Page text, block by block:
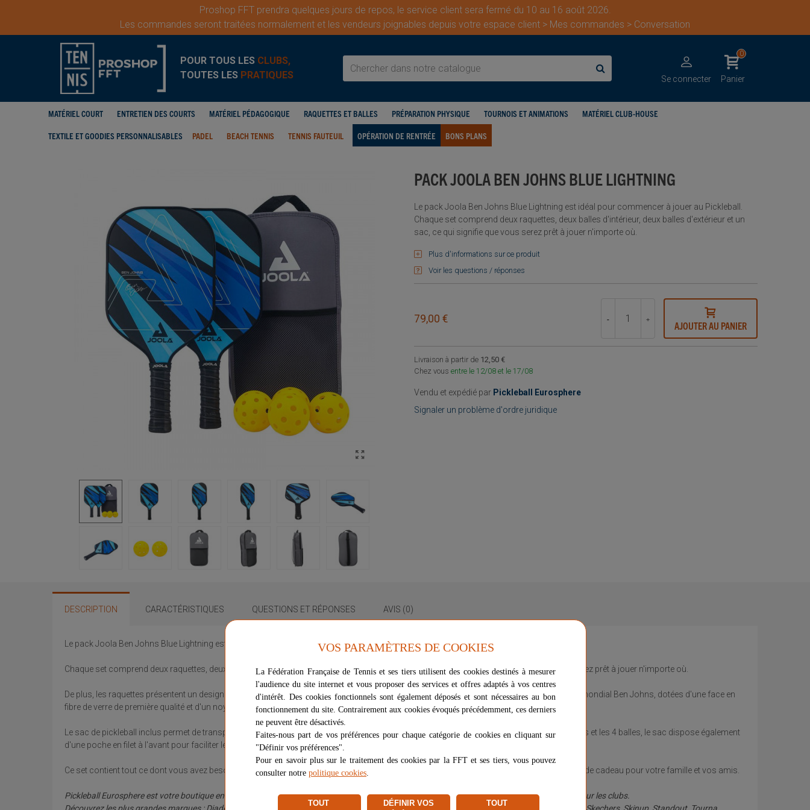
Proshop FFT prendra quelques jours de repos, le service client sera fermé du 10 au 16 août 2026.
Les commandes seront traitées normalement et les vendeurs joignables depuis votre espace client > Mes commandes > Conversation
POUR TOUS LES CLUBS,
TOUTES LES PRATIQUES Se connecter
0
Panier
MATÉRIEL COURT ENTRETIEN DES COURTS MATÉRIEL PÉDAGOGIQUE RAQUETTES ET BALLES PRÉPARATION PHYSIQUE TOURNOIS ET ANIMATIONS MATÉRIEL CLUB-HOUSE
TEXTILE ET GOODIES PERSONNALISABLES PADEL BEACH TENNIS TENNIS FAUTEUIL OPÉRATION DE RENTRÉE BONS PLANS
PACK JOOLA BEN JOHNS BLUE LIGHTNING
Le pack Joola Ben Johns Blue Lightning est idéal pour commencer à jouer au Pickleball.
Chaque set comprend deux raquettes, deux balles d'intérieur, deux balles d'extérieur et un
sac, ce qui signifie que vous serez prêt à jouer n'importe où.
Plus d'informations sur ce produit
Voir les questions / réponses
79,00 € - +
AJOUTER AU PANIER
Livraison à partir de 12,50 €
Chez vous entre le 12/08 et le 17/08
Vendu et expédié par Pickleball Eurosphere
Signaler un problème d'ordre juridique
DESCRIPTION CARACTÉRISTIQUES QUESTIONS ET RÉPONSES AVIS (0)
Le pack Joola Ben Johns Blue Lightning est idéal pour commencer à jouer au Pickleball.
Chaque set comprend deux raquettes, deux balles d'intérieur 26 trous, deux balles d'extérieur 40 trous et un sac, ce qui signifie que vous serez prêt à jouer n'importe où.
De plus, les raquettes présentent un design accrocheur "Blue Lightning" avec la marque emblématique Joola et la signature du numéro un mondial Ben Johns, dotées d'une face en
fibre de verre de première qualité et d'un noyau en nid d'abeille polymère pour un mélange optimal de puissance et de contrôle.
Le sac de pickleball inclus permet de transporter facilement vos raquettes et les balles. En plus d'un espace suffisant pour le jeu de raquettes et les 4 balles, le sac dispose également
d'une poche en filet à l'avant pour faciliter le rangement des accessoires.
Ce set contient tout ce dont vous avez besoin pour jouer avec votre partenaire sur le terrain, mais il constitue également une excellente idée de cadeau pour votre famille et vos amis.
Pickleball Eurosphere est votre boutique en ligne spécialisée 100% Pickleball, avec un large choix de raquettes, balles, filets et équipements pour les clubs.
VOS PARAMÈTRES DE COOKIES
La Fédération Française de Tennis et ses tiers utilisent des cookies destinés à mesurer
l'audience du site internet et vous proposer des services et offres adaptés à vos centres
d'intérêt. Des cookies fonctionnels sont également déposés et sont nécessaires au bon
fonctionnement du site. Contrairement aux cookies évoqués précédemment, ces derniers
ne peuvent être désactivés.
Faites-nous part de vos préférences pour chaque catégorie de cookies en cliquant sur
"Définir vos préférences".
Pour en savoir plus sur le traitement des cookies par la FFT et ses tiers, vous pouvez
consulter notre politique cookies
TOUT
DÉFINIR VOS
TOUT